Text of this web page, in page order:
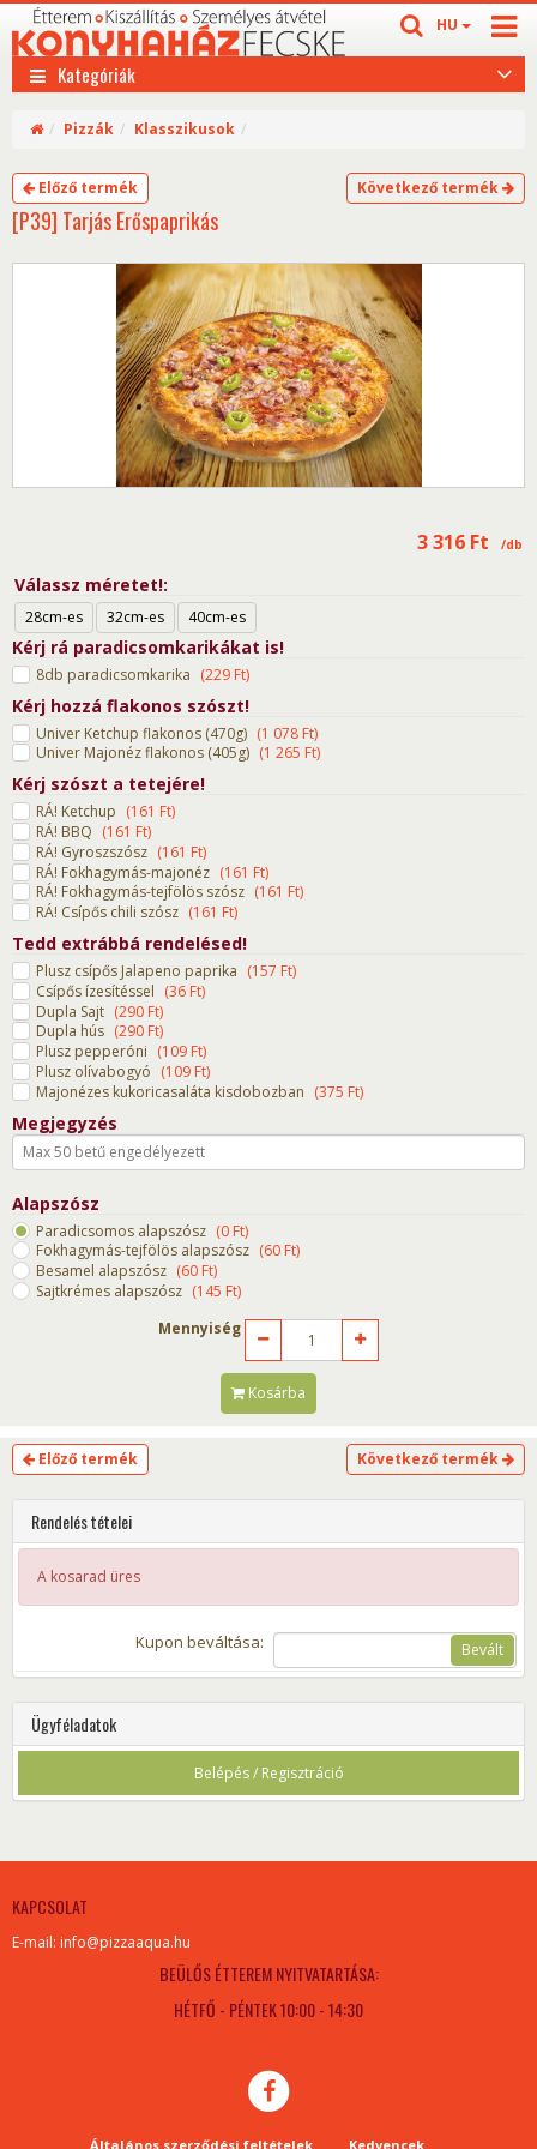
HU
Kategóriák
Pizzák Klasszikusok
Előző termék Következő termék
[P39] Tarjás Erőspaprikás
3 316 Ft /db
Válassz méretet!
28cm-es 32cm-es 40cm-es
Kérj rá paradicsomkarikákat is!
8db paradicsomkarika (229 Ft)
Kérj hozzá flakonos szószt!
Univer Ketchup flakonos (470g) (1 078 Ft)
Univer Majonéz flakonos (405g) (1 265 Ft)
Kérj szószt a tetejére!
RÁ! Ketchup (161 Ft)
RÁ! BBQ (161 Ft)
RÁ! Gyroszszósz (161 Ft)
RÁ! Fokhagymás-majonéz (161 Ft)
RÁ! Fokhagymás-tejfölös szósz (161 Ft)
RÁ! Csípős chili szósz (161 Ft)
Tedd extrábbá rendelésed!
Plusz csípős Jalapeno paprika (157 Ft)
Csípős ízesítéssel (36 Ft)
Dupla Sajt (290 Ft)
Dupla hús (290 Ft)
Plusz pepperóni (109 Ft)
Plusz olívabogyó (109 Ft)
Majonézes kukoricasaláta kisdobozban (375 Ft)
Megjegyzés
Alapszósz
Paradicsomos alapszósz (0 Ft)
Fokhagymás-tejfölös alapszósz (60 Ft)
Besamel alapszósz (60 Ft)
Sajtkrémes alapszósz (145 Ft)
Mennyiség
Kosárba
Előző termék Következő termék
Rendelés tételei
A kosarad üres
Kupon beváltása: Bevált
Ügyféladatok
Belépés / Regisztráció
KAPCSOLAT
E-mail: info@pizzaaqua.hu
BEÜLŐS ÉTTEREM NYITVATARTÁSA:
HÉTFŐ - PÉNTEK 10:00 - 14:30
Általános szerződési feltételek Kedvencek